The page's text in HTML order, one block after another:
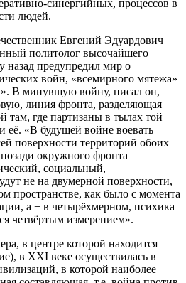
синергийных, процессов в
людей.
Евгений Эдуардович
политолог высочайшего
назад предупредил мир о
войн, «всемирного мятежа»
В минувшую войну, писал он,
линия фронта, разделяющая
там, где партизаны в тылах той
её. «В будущей войне воевать
поверхности территорий обоих
окружного фронта
социальный,
не на двумерной поверхности,
пространстве, как было с момента
а − в четырёхмерном, психика
четвёртым измерением».
в центре которой находится
в ХХI веке осуществилась в
в которой наиболее